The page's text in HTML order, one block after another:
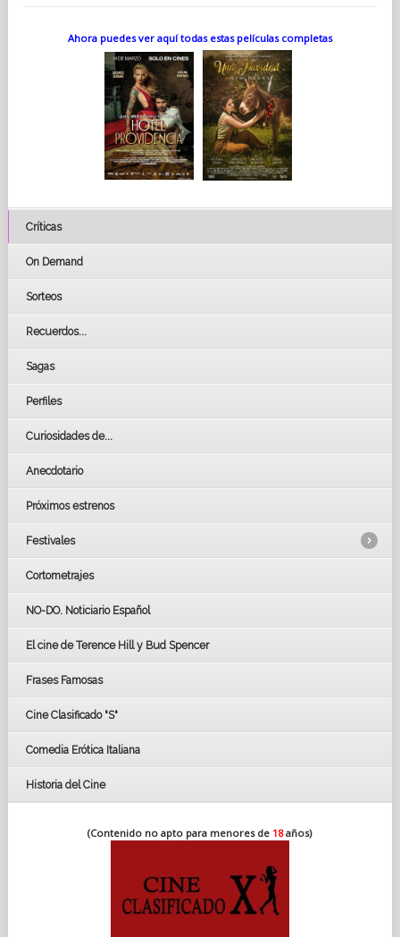
Ahora puedes ver aquí todas estas películas completas
Críticas
On Demand
Sorteos
Recuerdos...
Sagas
Perfiles
Curiosidades de...
Anecdotario
Próximos estrenos
Festivales
LOS OSCARS
GOYAS
BAFTA
Cortometrajes
NO-DO. Noticiario Español
El cine de Terence Hill y Bud Spencer
Frases Famosas
Cine Clasificado "S"
Comedia Erótica Italiana
Historia del Cine
(Contenido no apto para menores de 18años)